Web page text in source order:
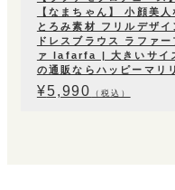
【なまちゃん】 小顔美人
とろみ素材 フリルデザイ
ドレスブラウス ラファー
ァ lafarfa | 大きいサイ
の通販ならハッピーマリ
¥5,990 （税込）